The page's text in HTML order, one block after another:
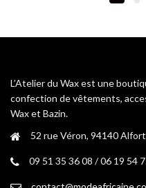
L’Atelier du Wax est une
confection de vêtements,
Wax et Bazin.
52 rue Véron, 94140
09 51 35 36 08 / 06 19 54